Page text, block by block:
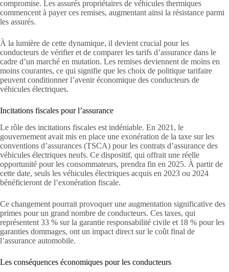
compromise. Les assurés propriétaires de véhicules thermiques
commencent à payer ces remises, augmentant ainsi la résistance parmi
les assurés.
À la lumière de cette dynamique, il devient crucial pour les
conducteurs de vérifier et de comparer les tarifs d’assurance dans le
cadre d’un marché en mutation. Les remises deviennent de moins en
moins courantes, ce qui signifie que les choix de politique tarifaire
peuvent conditionner l’avenir économique des conducteurs de
véhicules électriques.
Incitations fiscales pour l’assurance
Le rôle des incitations fiscales est indéniable. En 2021, le
gouvernement avait mis en place une exonération de la taxe sur les
conventions d’assurances (TSCA) pour les contrats d’assurance des
véhicules électriques neufs. Ce dispositif, qui offrait une réelle
opportunité pour les consommateurs, prendra fin en 2025. À partir de
cette date, seuls les véhicules électriques acquis en 2023 ou 2024
bénéficieront de l’exonération fiscale.
Ce changement pourrait provoquer une augmentation significative des
primes pour un grand nombre de conducteurs. Ces taxes, qui
représentent 33 % sur la garantie responsabilité civile et 18 % pour les
garanties dommages, ont un impact direct sur le coût final de
l’assurance automobile.
Les conséquences économiques pour les conducteurs